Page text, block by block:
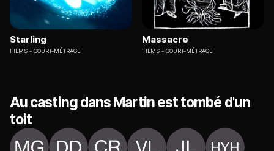
Starling
FILMS COURT-MÉTRAGE
Massacre
FILMS COURT-MÉTRAGE
Au casting dans Martin est tombé d'un
toit